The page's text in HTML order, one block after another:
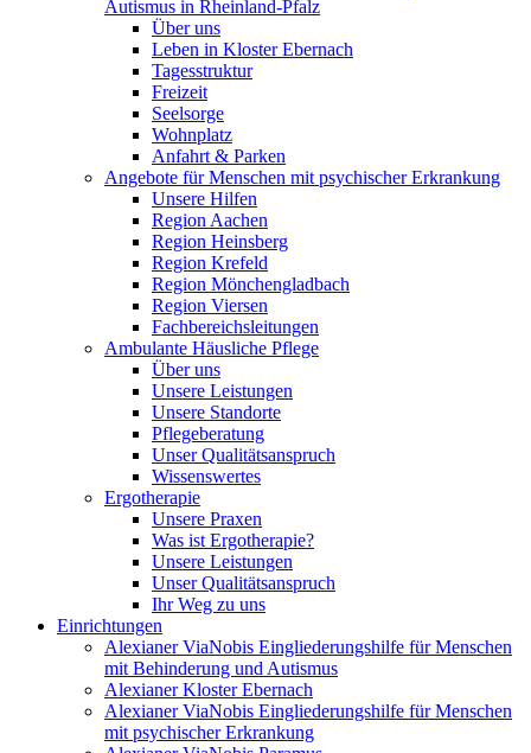
Autismus in Rheinland-Pfalz
Über uns
Leben in Kloster Ebernach
Tagesstruktur
Freizeit
Seelsorge
Wohnplatz
Anfahrt & Parken
Angebote für Menschen mit psychischer Erkrankung
Unsere Hilfen
Region Aachen
Region Heinsberg
Region Krefeld
Region Mönchengladbach
Region Viersen
Fachbereichsleitungen
Ambulante Häusliche Pflege
Über uns
Unsere Leistungen
Unsere Standorte
Pflegeberatung
Unser Qualitätsanspruch
Wissenswertes
Ergotherapie
Unsere Praxen
Was ist Ergotherapie?
Unsere Leistungen
Unser Qualitätsanspruch
Ihr Weg zu uns
Einrichtungen
Alexianer ViaNobis Eingliederungshilfe für Menschen
mit Behinderung und Autismus
Alexianer Kloster Ebernach
Alexianer ViaNobis Eingliederungshilfe für Menschen
mit psychischer Erkrankung